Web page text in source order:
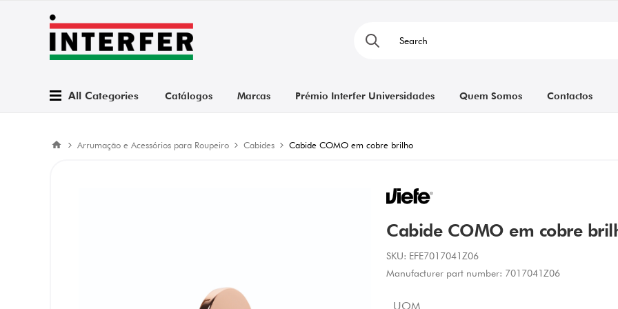
All Categories Catálogos Marcas Prémio Interfer Universidades Quem Somos Contactos
Arrumação e Acessórios para Roupeiro Cabides Cabide COMO em cobre brilho
Cabide COMO em cobre
SKU: EFE7017041Z06
Manufacturer part number: 7017041Z06
UOM